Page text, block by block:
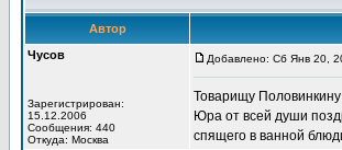
Автор
Чусов
Зарегистрирован:
15.12.2006
Сообщения: 440
Откуда: Москва
Добавлено: Сб Янв 20,
Товарищу Половинкину
Юра от всей души
спящего в ванной